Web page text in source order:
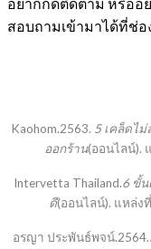
อยากกดติดตาม หรืออ
สอบถามเข้ามาได้ที่ช่อ
Kaohom.2563. 5 เคล็ดไ
ออกร้าน(ออนไลน์).
Intervetta Thailand.6 ขั้
ดี(ออนไลน์). แหล่ง
อรญา ประพันธ์พจน์.2564.